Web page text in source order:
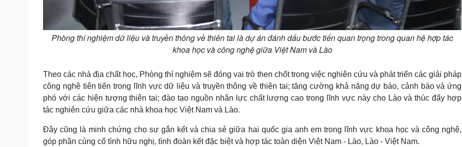
Phòng thí nghiệm dữ liệu và truyền thông về thiên tai là dự án đánh dấu bước tiến quan trọng trong quan hệ hợp tác
khoa học và công nghệ giữa Việt Nam và Lào
Theo các nhà địa chất học, Phòng thí nghiệm sẽ đóng vai trò then chốt trong việc nghiên cứu và phát triển các giải pháp
công nghệ tiên tiến trong lĩnh vực dữ liệu và truyền thông về thiên tai; tăng cường khả năng dự báo, cảnh báo và ứng
phó với các hiện tượng thiên tai; đào tạo nguồn nhân lực chất lượng cao trong lĩnh vực này cho Lào và thúc đẩy hợp
tác nghiên cứu giữa các nhà khoa học Việt Nam và Lào.
Đây cũng là minh chứng cho sự gắn kết và chia sẻ giữa hai quốc gia anh em trong lĩnh vực khoa học và công nghệ,
góp phần củng cố tình hữu nghị, tình đoàn kết đặc biệt và hợp tác toàn diện Việt Nam - Lào, Lào - Việt Nam.